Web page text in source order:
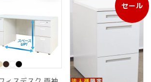
セール
販
売
中
品